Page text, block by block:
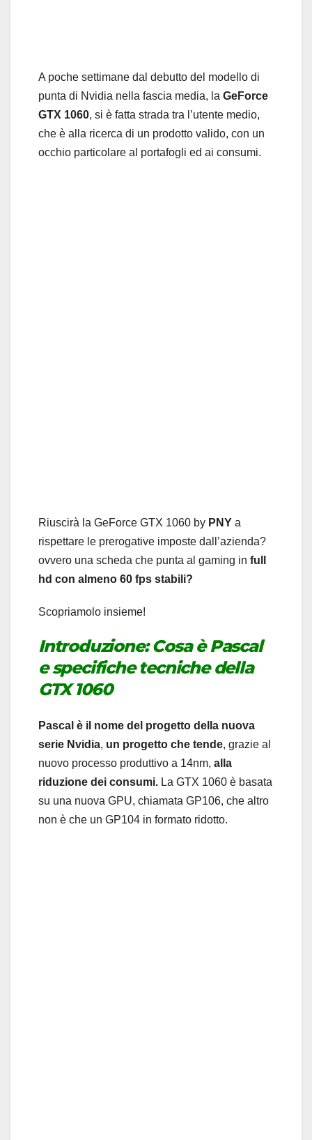
A poche settimane dal debutto del modello di
punta di Nvidia nella fascia media, la GeForce
GTX 1060, si è fatta strada tra l’utente medio,
che è alla ricerca di un prodotto valido, con un
occhio particolare al portafogli ed ai consumi.
Riuscirà la GeForce GTX 1060 by PNY a
rispettare le prerogative imposte dall’azienda?
ovvero una scheda che punta al gaming in full
hd con almeno 60 fps stabili?
Scopriamolo insieme!
Introduzione: Cosa è Pascal
e specifiche tecniche della
GTX 1060
Pascal è il nome del progetto della nuova
serie Nvidia, un progetto che tende, grazie al
nuovo processo produttivo a 14nm, alla
riduzione dei consumi. La GTX 1060 è basata
su una nuova GPU, chiamata GP106, che altro
non è che un GP104 in formato ridotto.